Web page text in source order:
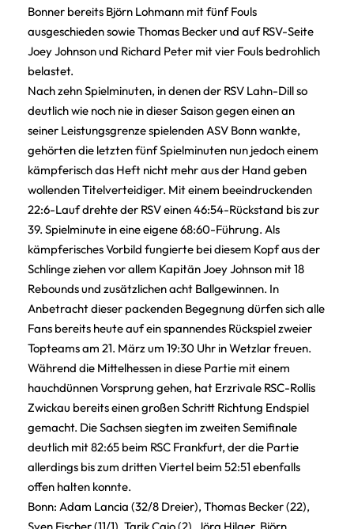
Bonner bereits Björn Lohmann mit fünf Fouls
ausgeschieden sowie Thomas Becker und auf RSV-Seite
Joey Johnson und Richard Peter mit vier Fouls bedrohlich
belastet.
Nach zehn Spielminuten, in denen der RSV Lahn-Dill so
deutlich wie noch nie in dieser Saison gegen einen an
seiner Leistungsgrenze spielenden ASV Bonn wankte,
gehörten die letzten fünf Spielminuten nun jedoch einem
kämpferisch das Heft nicht mehr aus der Hand geben
wollenden Titelverteidiger. Mit einem beeindruckenden
22:6-Lauf drehte der RSV einen 46:54-Rückstand bis zur
39. Spielminute in eine eigene 68:60-Führung. Als
kämpferisches Vorbild fungierte bei diesem Kopf aus der
Schlinge ziehen vor allem Kapitän Joey Johnson mit 18
Rebounds und zusätzlichen acht Ballgewinnen. In
Anbetracht dieser packenden Begegnung dürfen sich alle
Fans bereits heute auf ein spannendes Rückspiel zweier
Topteams am 21. März um 19:30 Uhr in Wetzlar freuen.
Während die Mittelhessen in diese Partie mit einem
hauchdünnen Vorsprung gehen, hat Erzrivale RSC-Rollis
Zwickau bereits einen großen Schritt Richtung Endspiel
gemacht. Die Sachsen siegten im zweiten Semifinale
deutlich mit 82:65 beim RSC Frankfurt, der die Partie
allerdings bis zum dritten Viertel beim 52:51 ebenfalls
offen halten konnte.
Bonn: Adam Lancia (32/8 Dreier), Thomas Becker (22),
Sven Fischer (11/1), Tarik Cajo (2), Jörg Hilger, Björn